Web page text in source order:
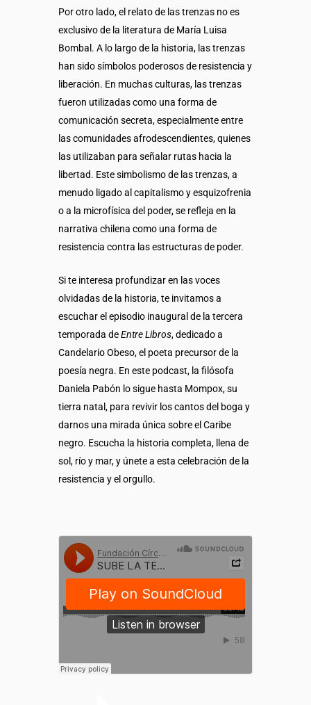
Por otro lado, el relato de las trenzas no es
exclusivo de la literatura de María Luisa
Bombal. A lo largo de la historia, las trenzas
han sido símbolos poderosos de resistencia y
liberación. En muchas culturas, las trenzas
fueron utilizadas como una forma de
comunicación secreta, especialmente entre
las comunidades afrodescendientes, quienes
las utilizaban para señalar rutas hacia la
libertad. Este simbolismo de las trenzas, a
menudo ligado al capitalismo y esquizofrenia
o a la microfísica del poder, se refleja en la
narrativa chilena como una forma de
resistencia contra las estructuras de poder.
Si te interesa profundizar en las voces
olvidadas de la historia, te invitamos a
escuchar el episodio inaugural de la tercera
temporada deEntre Libros, dedicado a
Candelario Obeso, el poeta precursor de la
poesía negra. En este podcast, la filósofa
Daniela Pabón lo sigue hasta Mompox, su
tierra natal, para revivir los cantos del boga y
darnos una mirada única sobre el Caribe
negro. Escucha la historia completa, llena de
sol, río y mar, y únete a esta celebración de la
resistencia y el orgullo.